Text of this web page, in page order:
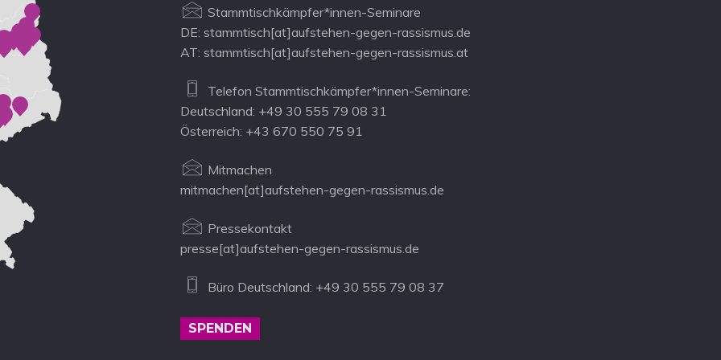
Stammtischkämpfer*innen-Seminare
DE: stammtisch[at]aufstehen-gegen-rassismus.de
AT: stammtisch[at]aufstehen-gegen-rassismus.at
Telefon Stammtischkämpfer*innen-Seminare:
Deutschland: +49 30 555 79 08 31
Österreich: +43 670 550 75 91
Mitmachen
mitmachen[at]aufstehen-gegen-rassismus.de
Pressekontakt
presse[at]aufstehen-gegen-rassismus.de
Büro Deutschland: +49 30 555 79 08 37
SPENDEN